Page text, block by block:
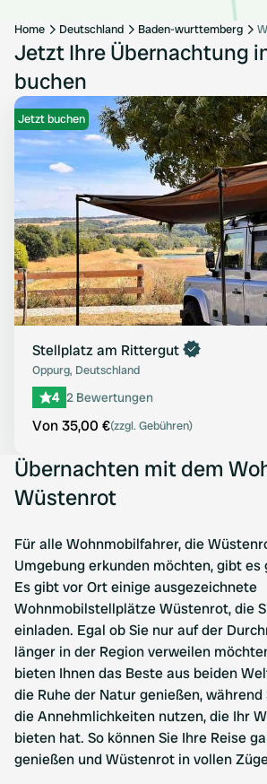
Home Deutschland Baden-wurttemberg
Jetzt Ihre Übernachtung
buchen
Jetzt buchen
Stellplatz am Rittergut
Oppurg, Deutschland
4 2 Bewertungen
Von 35,00 €(zzgl. Gebühren)
Übernachten mit dem
Wüstenrot
Für alle Wohnmobilfahrer, die
Umgebung erkunden möchten, gibt
Es gibt vor Ort einige ausgezeichnete
Wohnmobilstellplätze Wüstenrot, die
einladen. Egal ob Sie nur auf der
länger in der Region verweilen
bieten Ihnen das Beste aus beiden
die Ruhe der Natur genießen,
die Annehmlichkeiten nutzen, die Ihr
bieten hat. So können Sie Ihre Reise
genießen und Wüstenrot in vollen